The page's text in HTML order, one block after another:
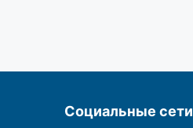
Социальные сети